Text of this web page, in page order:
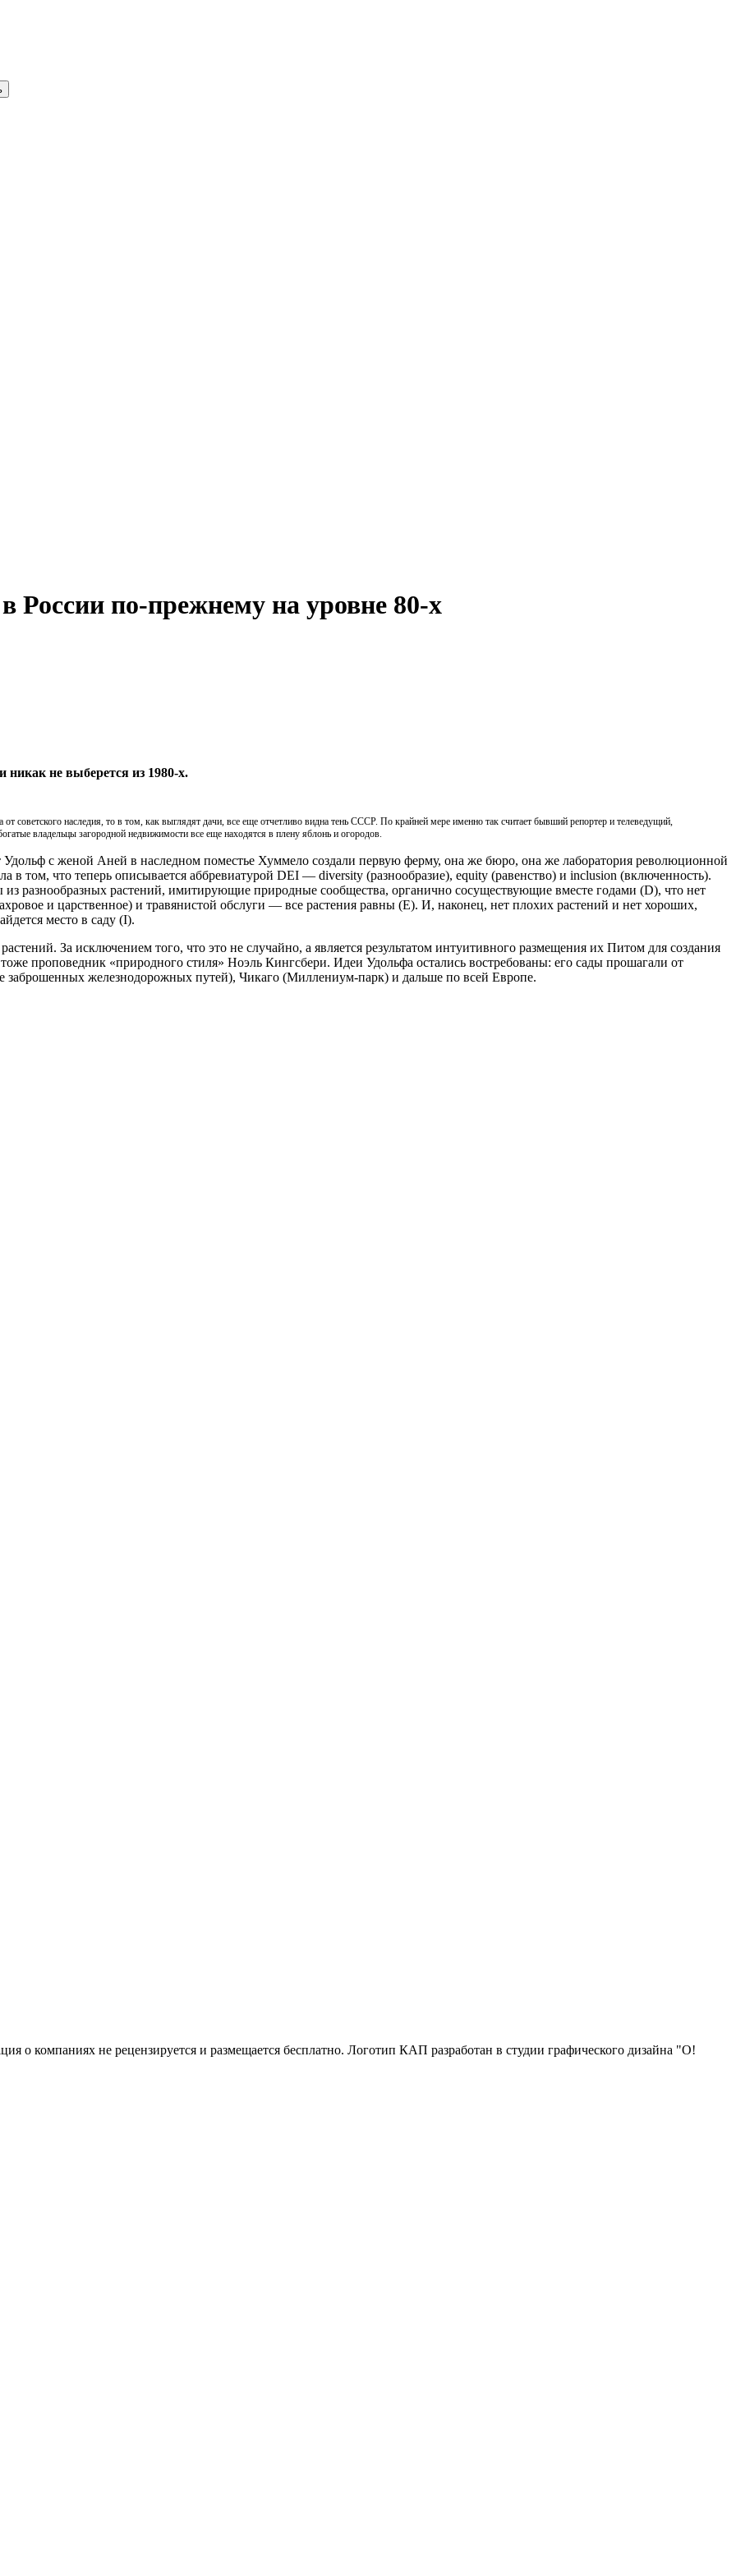
по-прежнему на уровне 80-х
не выберется из 1980-х.
советского наследия, то в том, как выглядят дачи, все еще отчетливо видна тень СССР. По крайней мере именно так считает бывший репортер и телеведущий,
владельцы загородной недвижимости все еще находятся в плену яблонь и огородов.
с женой Аней в наследном поместье Хуммело создали первую ферму, она же бюро, она же лаборатория революционной
том, что теперь описывается аббревиатурой DEI — diversity (разнообразие), equity (равенство) и inclusion (включенность).
из разнообразных растений, имитирующие природные сообщества, органично сосуществующие вместе годами (D), что нет
и царственное) и травянистой обслуги — все растения равны (E). И, наконец, нет плохих растений и нет хороших,
место в саду (I).
За исключением того, что это не случайно, а является результатом интуитивного размещения их Питом для создания
проповедник «природного стиля» Ноэль Кингсбери. Идеи Удольфа остались востребованы: его сады прошагали от
заброшенных железнодорожных путей), Чикаго (Миллениум-парк) и дальше по всей Европе.
компаниях не рецензируется и размещается бесплатно. Логотип КАП разработан в студии графического дизайна "О!